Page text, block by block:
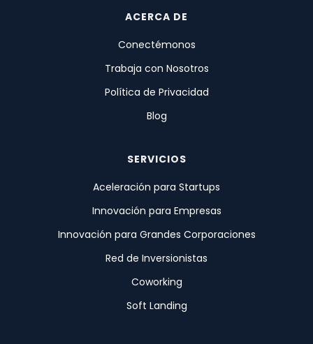
ACERCA DE
Conectémonos
Trabaja con Nosotros
Política de Privacidad
Blog
SERVICIOS
Aceleración para Startups
Innovación para Empresas
Innovación para Grandes Corporaciones
Red de Inversionistas
Coworking
Soft Landing